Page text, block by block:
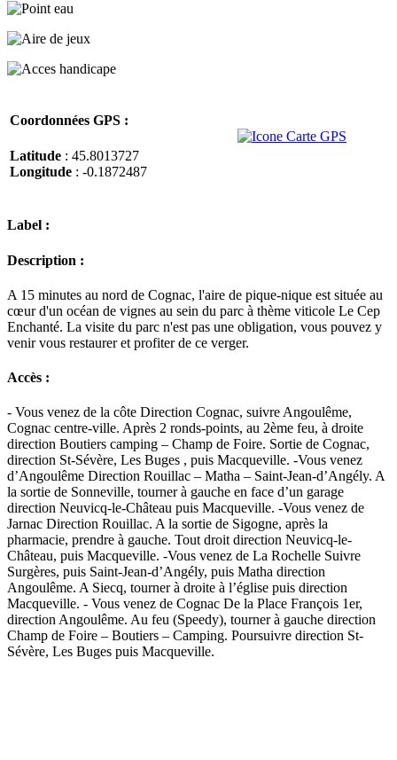
Coordonnées GPS :
Latitude : 45.8013727
Longitude : -0.1872487
Label :
Description :
A 15 minutes au nord de Cognac, l'aire de pique-nique est située au
cœur d'un océan de vignes au sein du parc à thème viticole Le Cep
Enchanté. La visite du parc n'est pas une obligation, vous pouvez y
venir vous restaurer et profiter de ce verger.
Accès :
- Vous venez de la côte Direction Cognac, suivre Angoulême,
Cognac centre-ville. Après 2 ronds-points, au 2ème feu, à droite
direction Boutiers camping – Champ de Foire. Sortie de Cognac,
direction St-Sévère, Les Buges , puis Macqueville. -Vous venez
d’Angoulême Direction Rouillac – Matha – Saint-Jean-d’Angély. A
la sortie de Sonneville, tourner à gauche en face d’un garage
direction Neuvicq-le-Château puis Macqueville. -Vous venez de
Jarnac Direction Rouillac. A la sortie de Sigogne, après la
pharmacie, prendre à gauche. Tout droit direction Neuvicq-le-
Château, puis Macqueville. -Vous venez de La Rochelle Suivre
Surgères, puis Saint-Jean-d’Angély, puis Matha direction
Angoulême. A Siecq, tourner à droite à l’église puis direction
Macqueville. - Vous venez de Cognac De la Place François 1er,
direction Angoulême. Au feu (Speedy), tourner à gauche direction
Champ de Foire – Boutiers – Camping. Poursuivre direction St-
Sévère, Les Buges puis Macqueville.